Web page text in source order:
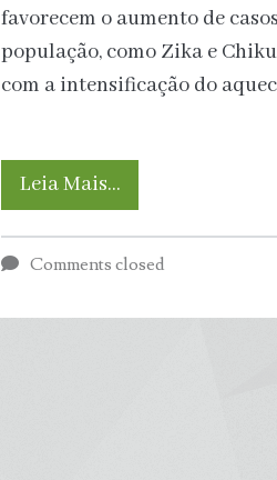
favorecem o aumento de
população, como Zika e
com a intensificação do
Leia Mais…Vacinas,
mosquitos
Comments closed